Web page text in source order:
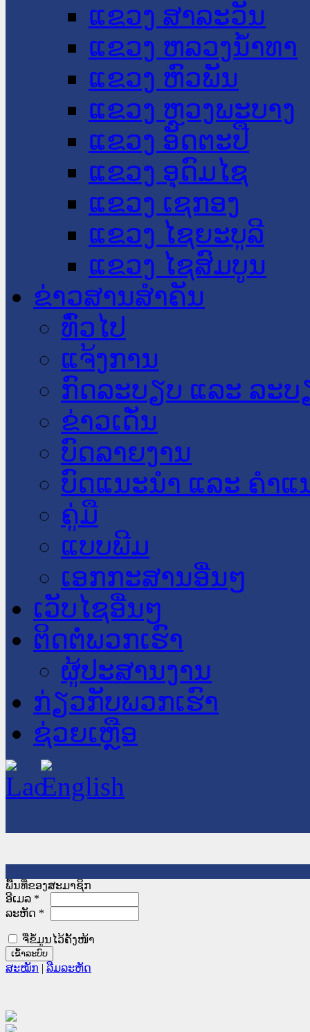
ແຂວງ ສາລະວັນ
ແຂວງ ຫລວງນໍ້າທາ
ແຂວງ ຫົວພັນ
ແຂວງ ຫຼວງພະບາງ
ແຂວງ ອັດຕະປື
ແຂວງ ອຸດົມໄຊ
ແຂວງ ເຊກອງ
ແຂວງ ໄຊຍະບູລີ
ແຂວງ ໄຊສົມບູນ
ຂ່າວສານສໍາຄັນ
​ທົ່ວ​ໄປ
ແຈ້ງການ
ກົດລະບຽບ ແລະ ລະບ
ຂ່າວເດັ່ນ
ບົດລາຍງານ
ບົດແນະນໍາ ແລະ ຄໍາແ
ຄູ່ມື
ແບບພີມ
ເອກກະສານອື່ນໆ
ເວັບໄຊອື່ນໆ
ຕິດຕໍ່ພວກເຮົາ
ຜູ້ປະສານງານ
ກ່ຽວກັບພວກເຮົາ
ຊ່ວຍເຫຼືອ
ພື້ນທີ່ຂອງສະມາຊິກ
ອີເມລ *
ລະຫັດ *
ຈື່ຂໍ້ມູນໄວ້ຄັ້ງໜ້າ
ສະໝັກ | ລືມລະຫັດ